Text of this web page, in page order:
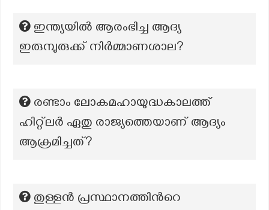
ഇന്ത്യയിൽ ആരംഭിച്ച ആദ്യ
ഇരുമ്പുരുക്ക് നിർമ്മാണശാല?
രണ്ടാം ലോകമഹായുദ്ധകാലത്ത്
ഹിറ്റ്‌ലർ ഏതു രാജ്യത്തെയാണ് ആദ്യം
ആക്രമിച്ചത്?
തുള്ളന്‍ പ്രസ്ഥാനത്തിന്‍റെ